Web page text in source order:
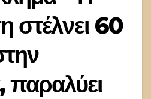
στέλνει 60
παραλύει